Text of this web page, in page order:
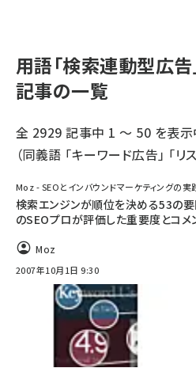
用語「検索連動型広告
記事の一覧
全 2929 記事中 1 ～ 50 を表示
（同義語 「キーワード広告」 「リ
Moz - SEOとインバウンドマーケティングの実
検索エンジンが順位を決める53の要
のSEOプロが評価した重要度とコメ
Moz
2007年10月1日 9:30